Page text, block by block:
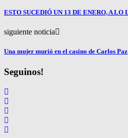
ESTO SUCEDIÓ UN 13 DE ENERO, A
siguiente noticia
Una mujer murió en el casino de Carlos Paz
Seguinos!